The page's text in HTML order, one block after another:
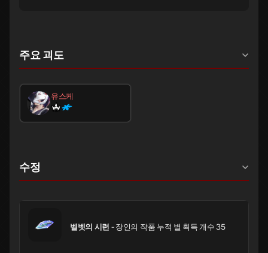
주요 괴도
유스케
수정
벨벳의 시련 - 장인의 작품 누적 별 획득 개수 35